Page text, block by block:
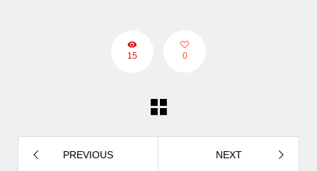
15 0
PREVIOUS NEXT